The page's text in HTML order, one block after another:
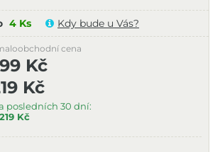
4 Ks Kdy bude u Vás?
Kč
posledních 30 dní:
Kč
cena
Kč